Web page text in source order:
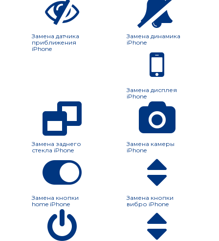
Замена датчика
приближения
iPhone
Замена динамика
iPhone
Замена дисплея
iPhone
Замена заднего
стекла iPhone
Замена камеры
iPhone
Замена кнопки
home iPhone
Замена кнопки
вибро iPhone